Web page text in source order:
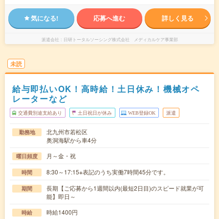
気になる! 応募へ進む 詳しく見る
派遣会社 日研トータルソーシング株式会社 メディカルケア事業部
未読
給与即払いOK！高時給！土日休み！機械オペ
レーターなど
交通費別途支給あり 土日祝日が休み WEB登録OK 派遣
勤務地
北九州市若松区
奥洞海駅から車4分
曜日頻度 月～金・祝
時間 8:30～17:15※表記のうち実働7時間45分です。
期間
長期【ご応募から1週間以内(最短2日目)のスピード就業が可
能】即日～
時給 時給1400円